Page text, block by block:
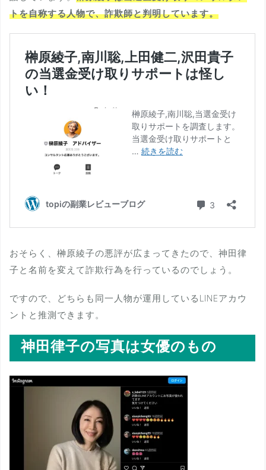
トを自称する人物で、詐欺師と判明しています。
おそらく、榊原綾子の悪評が広まってきたので、神田律
子と名前を変えて詐欺行為を行っているのでしょう。
ですので、どちらも同一人物が運用しているLINEアカウ
ントと推測できます。
神田律子の写真は女優のもの